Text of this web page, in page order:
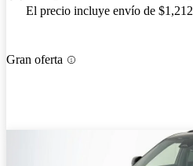
El precio incluye envío de $1,212
Gran oferta